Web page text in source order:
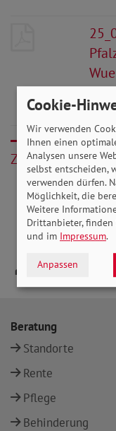
Zurück
Beratung
Standorte
Rente
Pflege
Behinderung
Cookie-
Wir verwenden
Ihnen einen
Analysen unsere
selbst entscheiden,
verwenden dürfen.
Möglichkeit, die
Weitere
Drittanbieter, finden
und im Impressum.
Anpassen